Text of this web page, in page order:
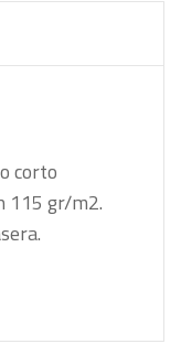
corto
115 gr/m2.